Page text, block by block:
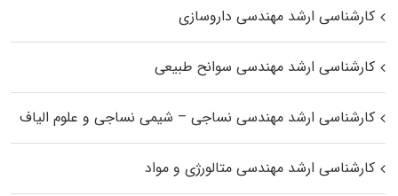
کارشناسی ارشد مهندسی داروسازی
کارشناسی ارشد مهندسی سوانح طبیعی
کارشناسی ارشد مهندسی نساجی – شیمی نساجی و علوم الیاف
کارشناسی ارشد مهندسی متالورژی و مواد